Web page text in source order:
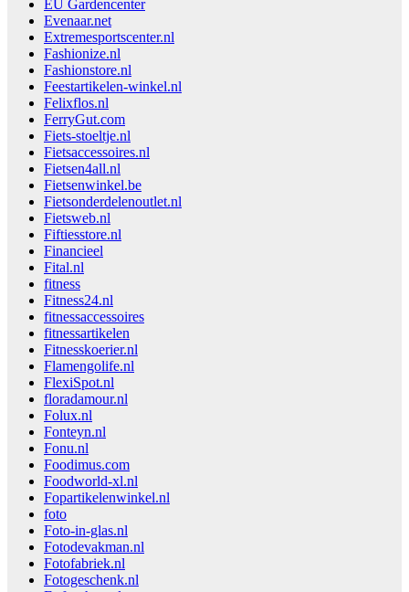
EU Gardencenter
Evenaar.net
Extremesportscenter.nl
Fashionize.nl
Fashionstore.nl
Feestartikelen-winkel.nl
Felixflos.nl
FerryGut.com
Fiets-stoeltje.nl
Fietsaccessoires.nl
Fietsen4all.nl
Fietsenwinkel.be
Fietsonderdelenoutlet.nl
Fietsweb.nl
Fiftiesstore.nl
Financieel
Fital.nl
fitness
Fitness24.nl
fitnessaccessoires
fitnessartikelen
Fitnesskoerier.nl
Flamengolife.nl
FlexiSpot.nl
floradamour.nl
Folux.nl
Fonteyn.nl
Fonu.nl
Foodimus.com
Foodworld-xl.nl
Fopartikelenwinkel.nl
foto
Foto-in-glas.nl
Fotodevakman.nl
Fotofabriek.nl
Fotogeschenk.nl